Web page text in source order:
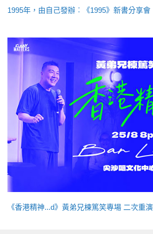
1995年，由自己發辦︰《1995》新書分享會
《香港精神...d》黃弟兄棟篤笑專場 二次重演